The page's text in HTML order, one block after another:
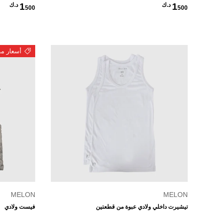
سعر عادي
1500 د.ك سعر عادي
1500 د.ك
MELON
تيشيرت داخلي ولادي عبوة من قطعتين
أسعار
MELON
فيست ولادي